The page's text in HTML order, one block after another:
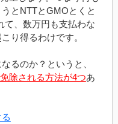
とNTTとGMOとくと
て、数万円も支払わな
り得るわけです。
るのか？というと、
除される方法が4つあ